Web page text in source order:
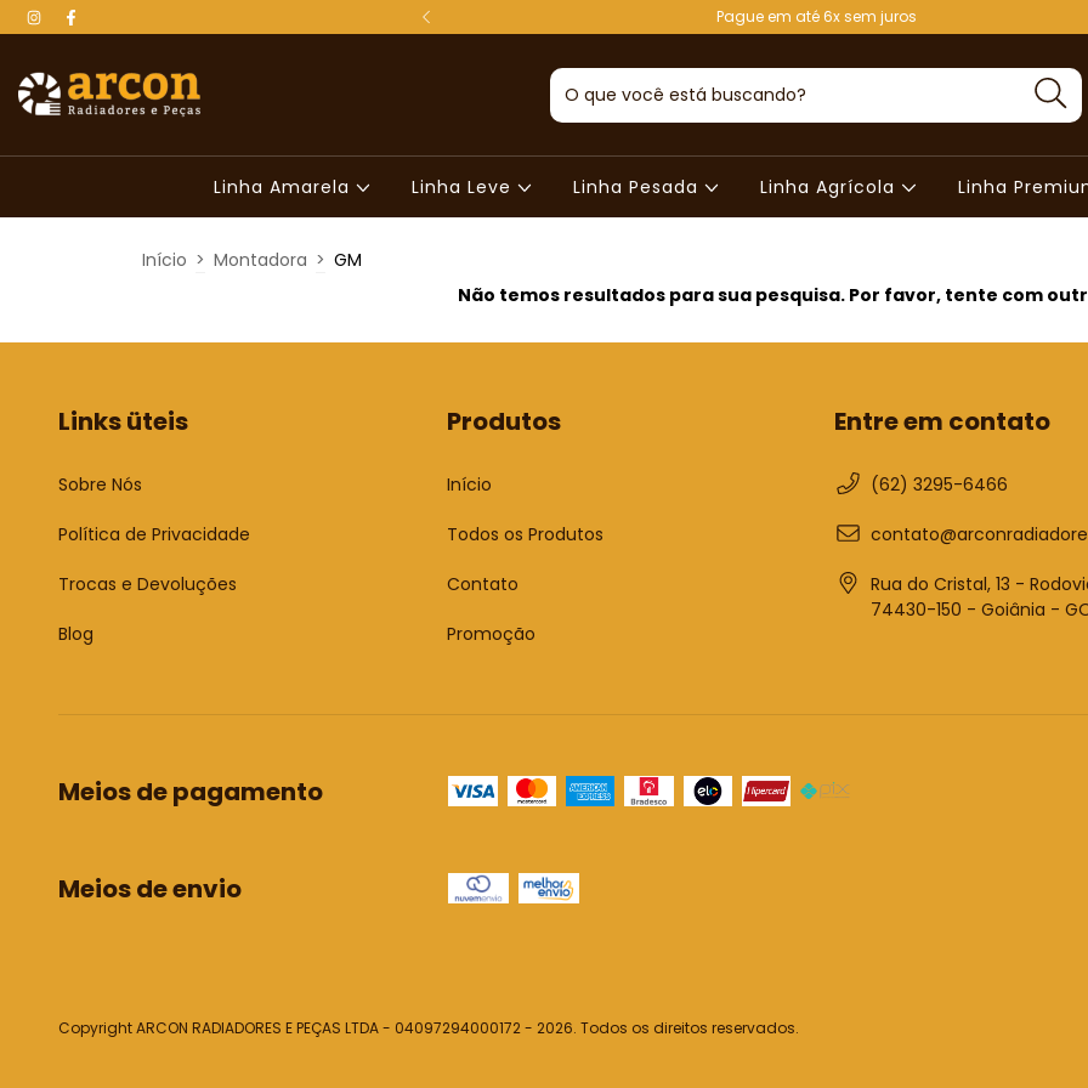
para todo o Brasil Pague em até 6x sem juros
Linha Amarela Linha Leve Linha Pesada Linha Agrícola Linha
Início > Montadora > GM
Não temos resultados para sua pesquisa. Por favor, tente com
Links üteis
Sobre Nós
Política de Privacidade
Trocas e Devoluções
Blog
Produtos
Início
Todos os Produtos
Contato
Promoção
Entre em contato
(62) 3295-6466
Rua do Cristal, 13 -
74430-150 - Goiânia -
Meios de pagamento
Meios de envio
Copyright ARCON RADIADORES E PEÇAS LTDA - 04097294000172 - 2026. Todos os direitos reservados.